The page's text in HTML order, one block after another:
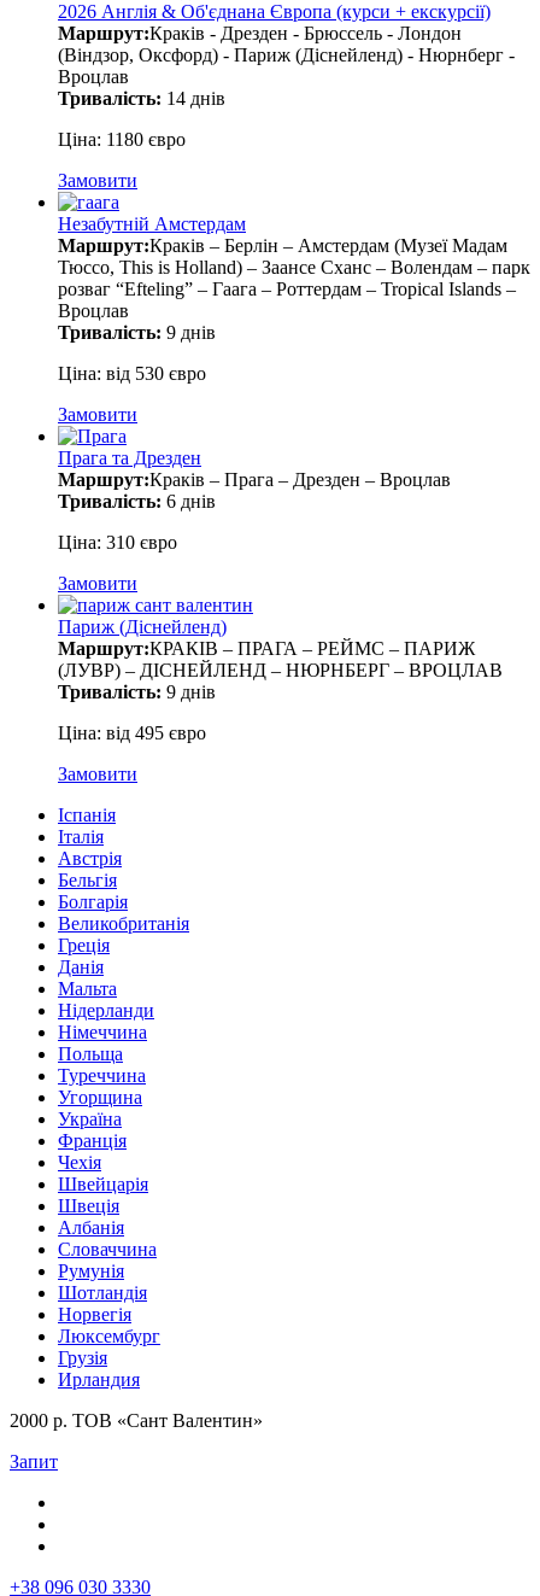
2026 Англія & Об'єднана Європа (курси + екскурсії)
Маршрут:Краків - Дрезден - Брюссель - Лондон
(Віндзор, Оксфорд) - Париж (Діснейленд) - Нюрнберг -
Вроцлав
Тривалість: 14 днів
Ціна: 1180 євро
Замовити
Незабутній Амстердам
Маршрут:Краків – Берлін – Амстердам (Музеї Мадам
Тюссо, This is Holland) – Заансе Сханс – Волендам – парк
розваг “Efteling” – Гаага – Роттердам – Tropical Islands –
Вроцлав
Тривалість: 9 днів
Ціна: від 530 євро
Замовити
Прага та Дрезден
Маршрут:Краків – Прага – Дрезден – Вроцлав
Тривалість: 6 днів
Ціна: 310 євро
Замовити
Париж (Діснейленд)
Маршрут:КРАКІВ – ПРАГА – РЕЙМС – ПАРИЖ
(ЛУВР) – ДІСНЕЙЛЕНД – НЮРНБЕРГ – ВРОЦЛАВ
Тривалість: 9 днів
Ціна: від 495 євро
Замовити
Іспанія
Італія
Австрія
Бельгія
Болгарія
Великобританія
Греція
Данія
Мальта
Нідерланди
Німеччина
Польща
Туреччина
Угорщина
Україна
Франція
Чехія
Швейцарія
Швеція
Албанія
Словаччина
Румунія
Шотландія
Норвегія
Люксембург
Грузія
Ирландия
2000 р. ТОВ «Сант Валентин»
Запит
+38 096 030 3330